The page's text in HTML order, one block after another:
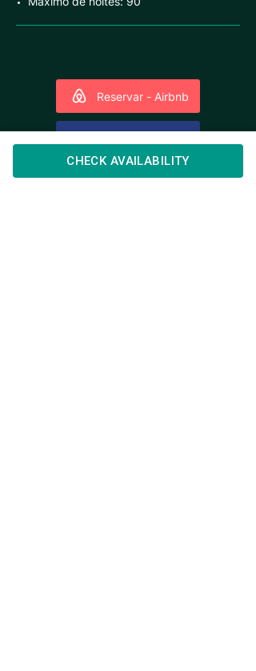
Reservar - Airbnb